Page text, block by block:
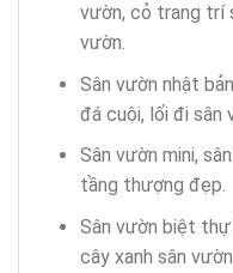
vườn, cỏ trang trí
vườn.
Sân vườn nhật
đá cuội, lối đi sân
Sân vườn mini,
tầng thượng đẹp.
Sân vườn biệt thự
cây xanh sân